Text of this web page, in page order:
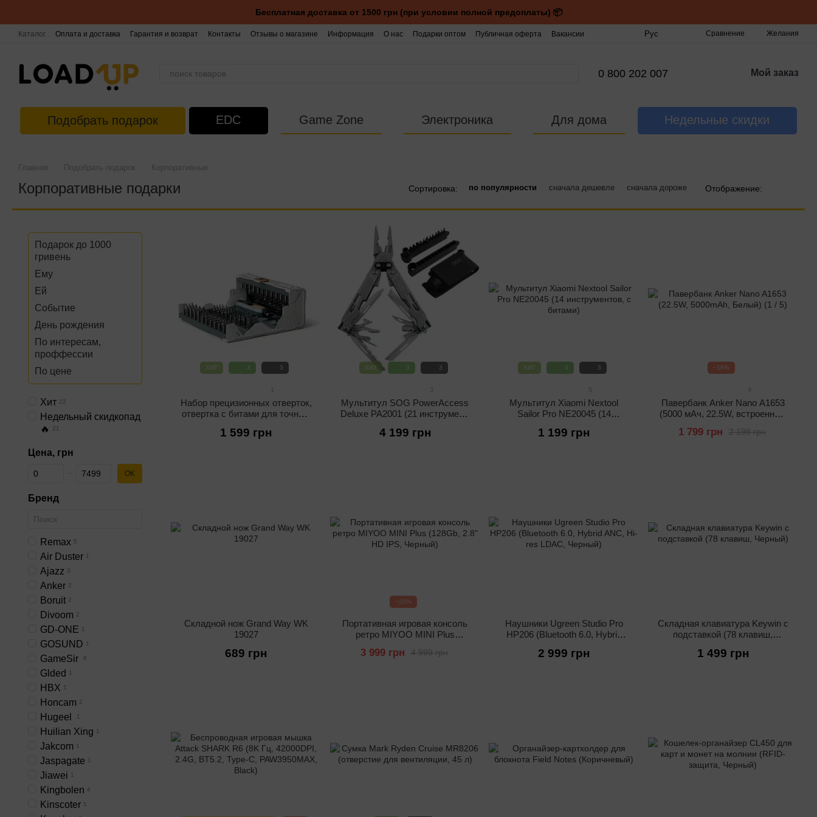
Бесплатная доставка от 1500 грн (при условии полной предоплаты) 📦
Каталог Оплата и доставка Гарантия и возврат Контакты Отзывы о магазине Информация О нас Подарки оптом Публичная оферта Вакансии Рус Сравнение Желания
0 800 202 007 Мой заказ
Подобрать подарок EDC Game Zone Электроника Для дома Недельные скидки
Главная Подобрать подарок Корпоративные
Корпоративные подарки Сортировка: по популярности сначала дешевле сначала дороже Отображение:
ХИТ 3 3
Набор прецизионных отверток,
отвертка с битами для точных
1, CR-V, в контейнере)
1 599 грн
ХИТ 3 3
Мультитул SOG PowerAccess
Deluxe PA2001 (21 инструмент,
плоскогубцы)
4 199 грн
ХИТ 3 3
5
Мультитул Xiaomi Nextool
Sailor Pro NE20045 (14
1 199 грн
−18%
4
Павербанк Anker Nano A1653
(5000 мАч, 22.5W, встроенный
2 199 грн
1 799 грн
Складной нож Grand Way WK
19027
689 грн
−20%
Портативная игровая консоль
ретро MIYOO MINI Plus
4 999 грн
3 999 грн
Наушники Ugreen Studio Pro
HP206 (Bluetooth 6.0, Hybrid
2 999 грн
Складная клавиатура Keywin с
подставкой (78 клавиш,
1 499 грн
Подарок до 1000
гривень
Ему
Ей
Событие
День рождения
По интересам,
проффессии
По цене
Хит 22
Недельный скидкопад
🔥
21
Цена, грн
От Цена, грн
До Цена, грн OK
Бренд
Remax 5
Air Duster 1
Ajazz 3
Anker 2
Boruit 2
Divoom 2
GD-ONE 1
GOSUND 1
GameSir 8
Glded 1
HBX 1
Honcam 2
Hugeel 1
Huilian Xing 1
Jakcom 1
Jaspagate 1
Jiawei 1
Kingbolen 4
Kinscoter 1